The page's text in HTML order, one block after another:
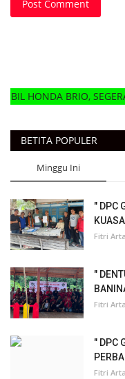
Post Comment
SEGERA HUBUNGI
BETITA POPULER
Minggu Ini
" DPC
Fitri
"
Fitri
" DPC
Fitri